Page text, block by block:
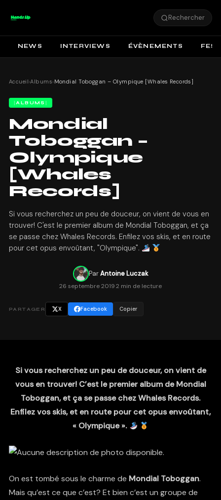
Rechercher
NEWS INTERVIEWS ÉVÈNEMENTS
Accueil›Albums› Mondial Toboggan – Olympique [Whales Records]
ALBUMS
Mondial
Toboggan –
Olympique
[Whales
Records]
Si vous recherchez un peu de douceur, on vient de vous en
trouver! C'est le premier album de Mondial Toboggan, et ça
se passe chez Whales Records. Enfilez vos skis, et en route
pour cet opus envoûtant, "Olympique".
ParAntoine Luczak
26 septembre 20192 min de lecture
PARTAGER X Facebook Copier
Si vous recherchez un peu de douceur, on vient de
vous en trouver! C’est le premier album de Mondial
Toboggan, et ça se passe chez Whales Records.
Enfilez vos skis, et en route pour cet opus envoûtant,
« Olympique ».
On est tombé sous le charme de Mondial Toboggan.
Mais qu’est ce que c’est? Et bien c’est un groupe de